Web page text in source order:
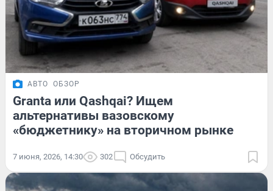
АВТО ОБЗОР
Granta или Qashqai? Ищем
альтернативы вазовскому
«бюджетнику» на вторичном рынке
7 июня, 2026, 14:30 302 Обсудить